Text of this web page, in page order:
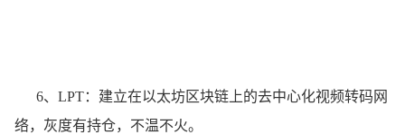
6、LPT：建立在以太坊区块链上的去中心化视频转码网
络，灰度有持仓，不温不火。